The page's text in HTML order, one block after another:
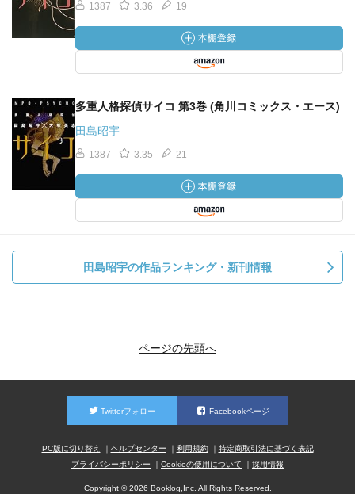
1387 3.36 19
多重人格探偵サイコ 第3巻 (角川コミックス・エース)
田島昭宇
1387 3.35 21
田島昭宇の作品ランキング・新刊情報
ページの先頭へ
Twitterフォロー Facebookページ
PC版に切り替え ヘルプセンター 利用規約
特定商取引法に基づく表記
プライバシーポリシー
Cookieの使用について 採用情報
Copyright © 2026 Booklog,Inc. All Rights Reserved.